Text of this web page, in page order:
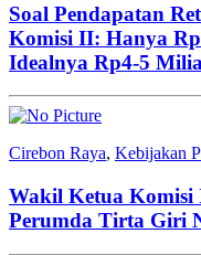
Soal Pendapatan
Komisi II: Hanya
Idealnya Rp4-5
Cirebon Raya, Kebijakan
Wakil Ketua Komisi
Perumda Tirta Giri